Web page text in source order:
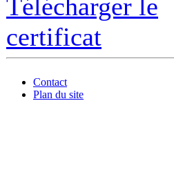
Télécharger le
certificat
Contact
Plan du site